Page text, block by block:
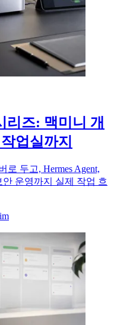
리즈: 맥미니 개
업실까지
두고, Hermes Agent,
안 운영까지 실제 작업 흐